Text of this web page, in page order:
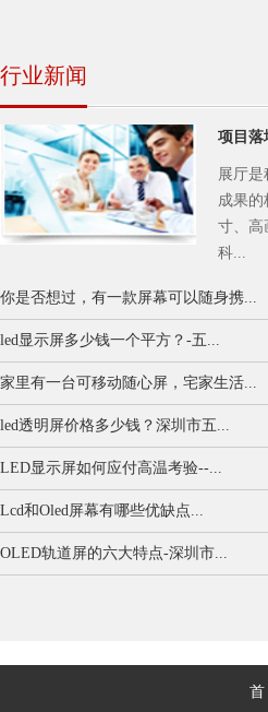
行业新闻
项目落
展厅是
成果的
寸、高
科...
你是否想过，有一款屏幕可以随身携...
led显示屏多少钱一个平方？-五...
家里有一台可移动随心屏，宅家生活...
led透明屏价格多少钱？深圳市五...
LED显示屏如何应付高温考验--...
Lcd和Oled屏幕有哪些优缺点...
OLED轨道屏的六大特点-深圳市...
首